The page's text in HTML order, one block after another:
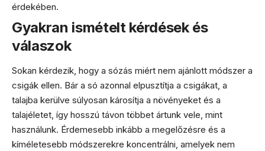
érdekében.
Gyakran ismételt kérdések és
válaszok
Sokan kérdezik, hogy a sózás miért nem ajánlott módszer a
csigák ellen. Bár a só azonnal elpusztítja a csigákat, a
talajba kerülve súlyosan károsítja a növényeket és a
talajéletet, így hosszú távon többet ártunk vele, mint
használunk. Érdemesebb inkább a megelőzésre és a
kíméletesebb módszerekre koncentrálni, amelyek nem